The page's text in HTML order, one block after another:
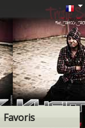
Favoris